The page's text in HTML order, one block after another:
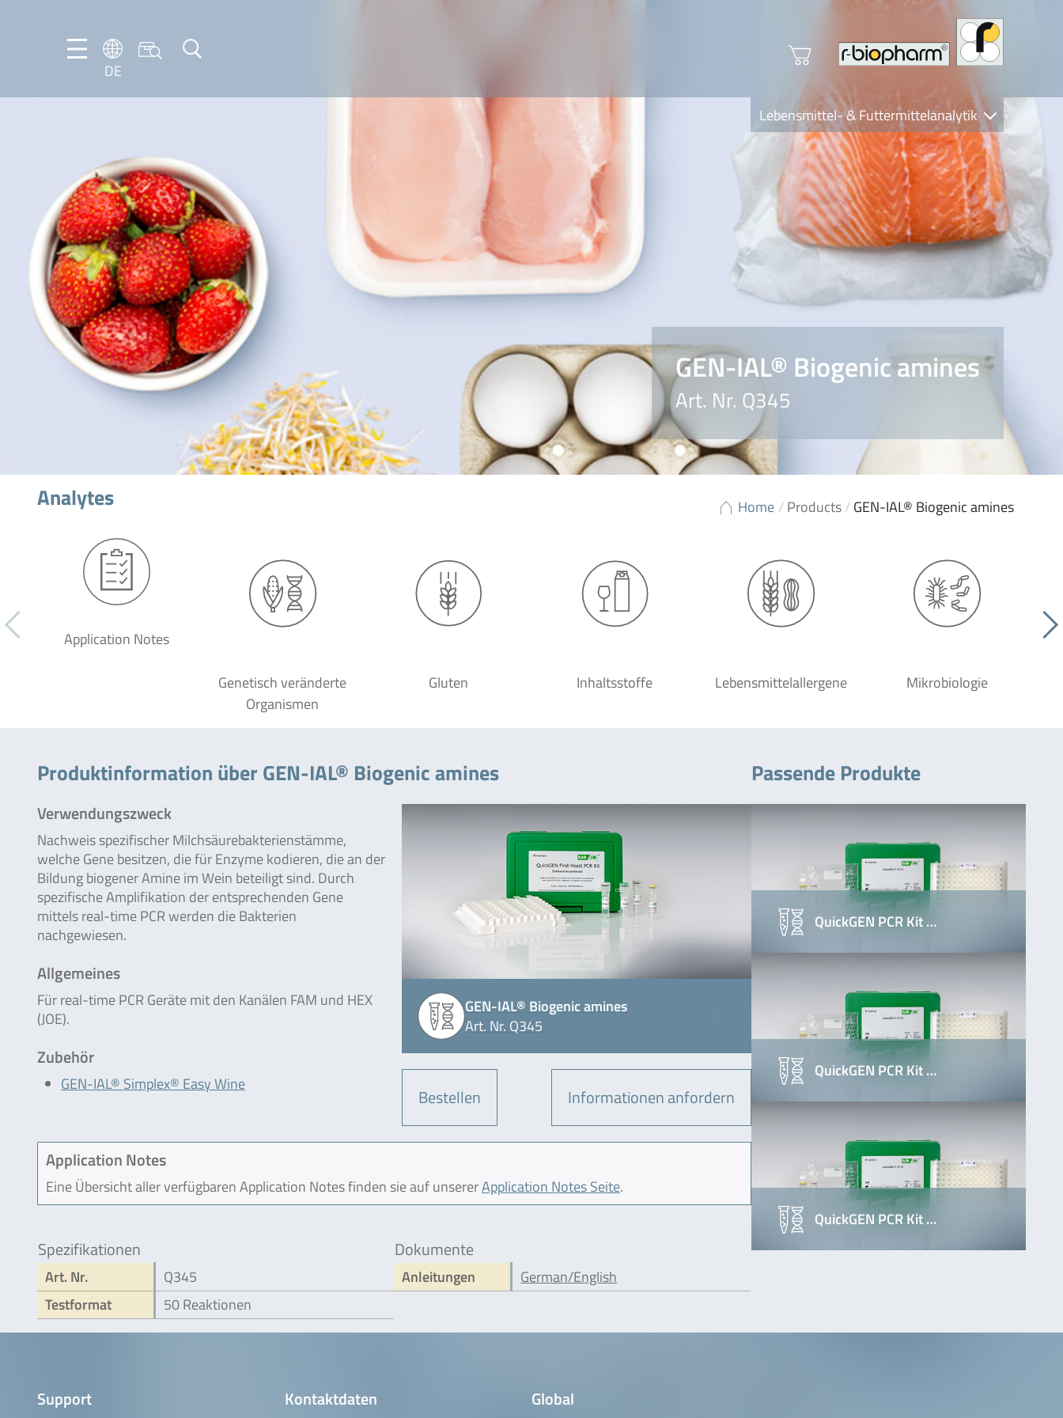
DE
DE
Lebensmittel- & Futtermittelanalytik
Clinical Diagnostics
R-Biopharm AG
Nutrition Care
GEN-IAL® Biogenic amines
Art. Nr. Q345
Home /Products/GEN-IAL® Biogenic amines
Analytes
Application Notes
Genetisch veränderte
Organismen
Gluten Inhaltsstoffe Lebensmittelallergene Mikrobiologie
Produktinformation über GEN-IAL® Biogenic amines
GEN-IAL® Biogenic amines
Art. Nr. Q345
Bestellen Informationen anfordern
Verwendungszweck
Nachweis spezifischer Milchsäurebakterienstämme,
welche Gene besitzen, die für Enzyme kodieren, die an der
Bildung biogener Amine im Wein beteiligt sind. Durch
spezifische Amplifikation der entsprechenden Gene
mittels real-time PCR werden die Bakterien
nachgewiesen.
Allgemeines
Für real-time PCR Geräte mit den Kanälen FAM und HEX
(JOE).
Zubehör
GEN-IAL® Simplex® Easy Wine
Application Notes
Eine Übersicht aller verfügbaren Application Notes finden sie auf unsererApplication Notes Seite.
Spezifikationen
Art. Nr.
Q345
Testformat
50 Reaktionen
Dokumente
Anleitungen German/English
Passende Produkte
QuickGEN PCR Kit …
QuickGEN PCR Kit …
QuickGEN PCR Kit …
Support Kontaktdaten Global